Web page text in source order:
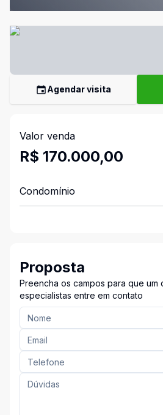
Agendar visita
Valor venda
R$ 170.000,00
Condomínio
Proposta
Preencha os campos para que um
especialistas entre em contato